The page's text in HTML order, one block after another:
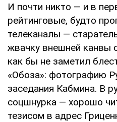
И почти никто — и в
рейтинговые, будто
телеканалы —
жвачку внешней канвы
как бы не заметил
«Обоза»: фотографию
заседания Кабмина. В
соцшнурка — хорошо
тезисом в адрес